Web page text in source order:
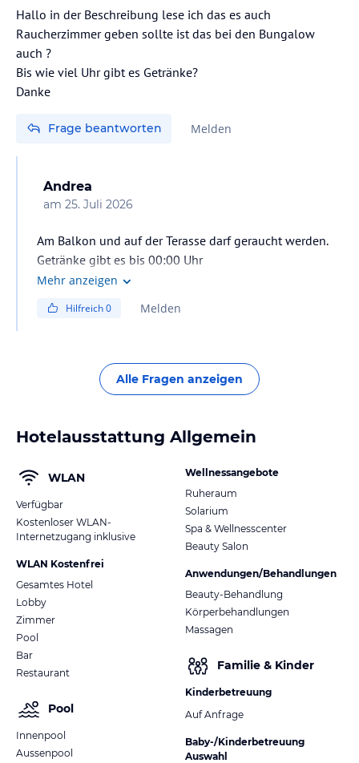
Hallo in der Beschreibung lese ich das es auch
Raucherzimmer geben sollte ist das bei den Bungalow
auch ?
Bis wie viel Uhr gibt es Getränke?
Frage beantworten Melden
Andrea
am 25. Juli 2026
Am Balkon und auf der Terasse darf geraucht werden.
Getränke gibt es bis 00:00 Uhr
Mehr anzeigen
Hilfreich0 Melden
Alle Fragen anzeigen
Hotelausstattung Allgemein
WLAN
Verfügbar
Kostenloser WLAN-
Internetzugang inklusive
WLAN Kostenfrei
Gesamtes Hotel
Lobby
Zimmer
Pool
Bar
Restaurant
Pool
Innenpool
Aussenpool
Wellnessangebote
Ruheraum
Solarium
Spa & Wellnesscenter
Beauty Salon
Anwendungen/Behandlungen
Beauty-Behandlung
Körperbehandlungen
Massagen
Familie & Kinder
Kinderbetreuung
Auf Anfrage
Baby-/Kinderbetreuung
Auswahl